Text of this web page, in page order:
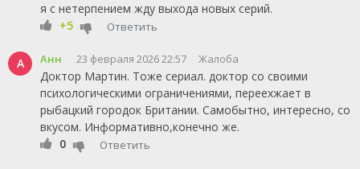
я с нетерпением жду выхода новых серий.
+5
Ответить
А Анн 23 февраля 2026 22:57 Жалоба
Доктор Мартин. Тоже сериал. доктор со своими
психологическими ограничениями, переехжает в
рыбацкий городок Британии. Самобытно, интересно, со
вкусом. Информативно,конечно же.
0
Ответить